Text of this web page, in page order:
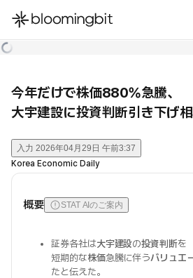
한국어
今年だけで株価880%急騰、
大宇建設に投資判断引き下げ
入力 2026年04月29日 午前3:37
Korea Economic Daily
概要 STAT AIのご案内
証券各社は大宇建設の投資判断を
短期的な株価急騰に伴うバリュエ
たと伝えた。